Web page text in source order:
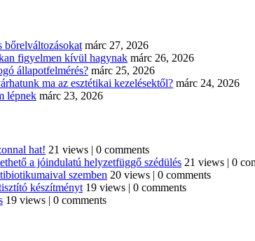
bőrelváltozásokat márc 27, 2026
figyelmen kívül hagynak márc 26, 2026
állapotfelmérés? márc 25, 2026
ma az esztétikai kezelésektől? márc 24, 2026
lépnek márc 23, 2026
hat! 21 views | 0 comments
a jóindulatú helyzetfüggő szédülés 21 views | 0
szemben 20 views | 0 comments
készítményt 19 views | 0 comments
19 views | 0 comments